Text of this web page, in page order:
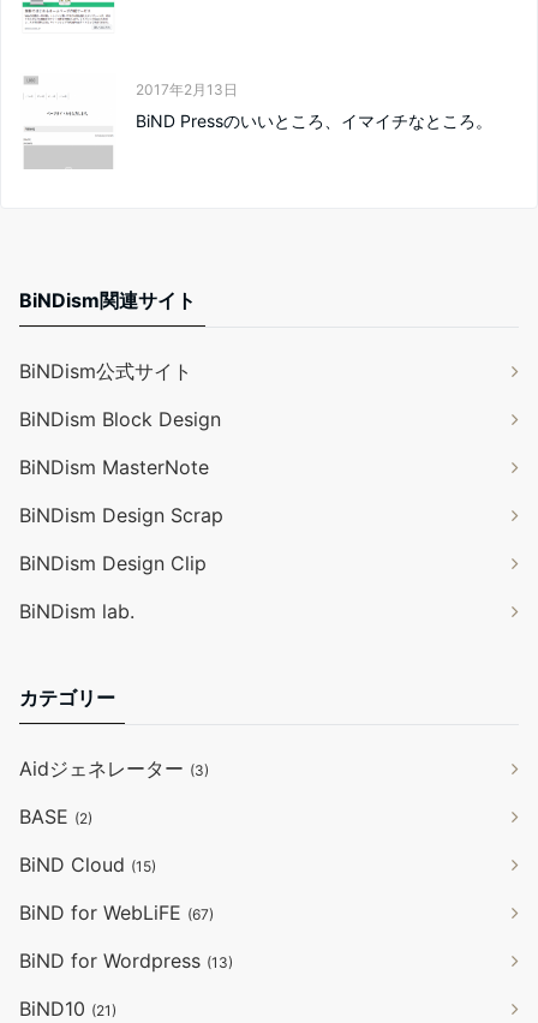
2017年2月13日
BiND Pressのいいところ、イマイチなところ。
BiNDism関連サイト
BiNDism公式サイト
BiNDism Block Design
BiNDism MasterNote
BiNDism Design Scrap
BiNDism Design Clip
BiNDism lab.
カテゴリー
Aidジェネレーター (3)
BASE (2)
BiND Cloud (15)
BiND for WebLiFE (67)
BiND for Wordpress (13)
BiND10 (21)